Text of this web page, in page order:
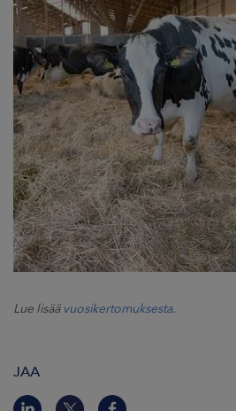
Lue lisää vuosikertomuksesta.
JAA